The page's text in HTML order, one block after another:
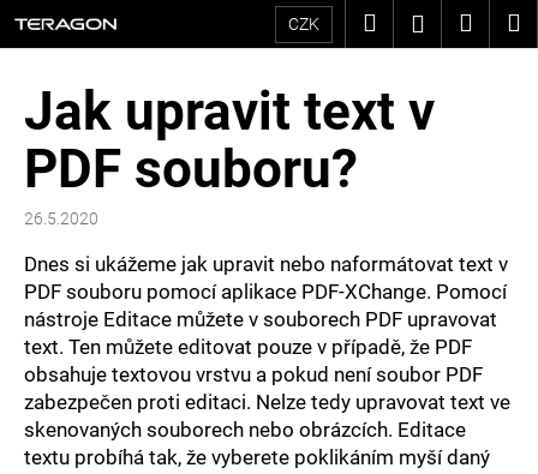
Přejít
CZK HledatPřihlášení
Jak upravit text v
PDF souboru?
26.5.2020
Dnes si ukážeme jak upravit nebo naformátovat text v
PDF souboru pomocí aplikace PDF-XChange. Pomocí
nástroje Editace můžete v souborech PDF upravovat
text. Ten můžete editovat pouze v případě, že PDF
obsahuje textovou vrstvu a pokud není soubor PDF
zabezpečen proti editaci. Nelze tedy upravovat text ve
skenovaných souborech nebo obrázcích. Editace
textu probíhá tak, že vyberete poklikáním myší daný
K
o
C
o
p
o
t
ř
e
b